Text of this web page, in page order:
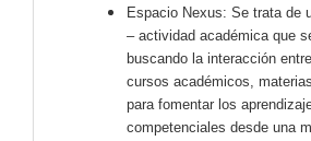
Espacio Nexus: Se trata de
– actividad académica que
buscando la interacción
cursos académicos,
para fomentar los
competenciales desde una